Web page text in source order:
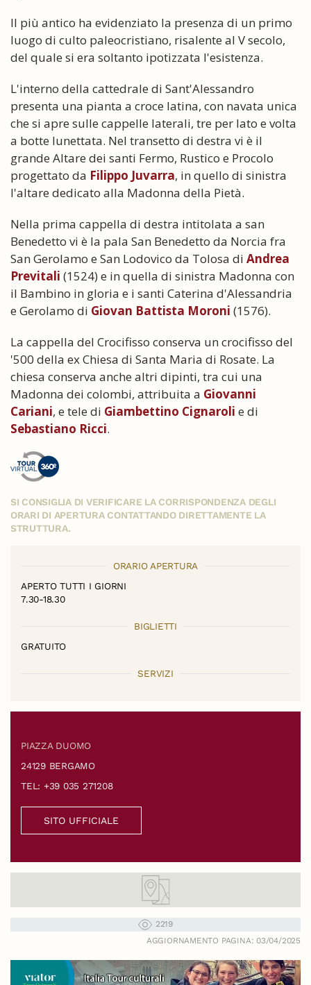
Il più antico ha evidenziato la presenza di un primo
luogo di culto paleocristiano, risalente al V secolo,
del quale si era soltanto ipotizzata l'esistenza.
L'interno della cattedrale di Sant'Alessandro
presenta una pianta a croce latina, con navata unica
che si apre sulle cappelle laterali, tre per lato e volta
a botte lunettata. Nel transetto di destra vi è il
grande Altare dei santi Fermo, Rustico e Procolo
progettato da Filippo Juvarra, in quello di sinistra
l'altare dedicato alla Madonna della Pietà.
Nella prima cappella di destra intitolata a san
Benedetto vi è la pala San Benedetto da Norcia fra
San Gerolamo e San Lodovico da Tolosa di Andrea
Previtali (1524) e in quella di sinistra Madonna con
il Bambino in gloria e i santi Caterina d'Alessandria
e Gerolamo di Giovan Battista Moroni (1576).
La cappella del Crocifisso conserva un crocifisso del
'500 della ex Chiesa di Santa Maria di Rosate. La
chiesa conserva anche altri dipinti, tra cui una
Madonna dei colombi, attribuita a Giovanni
Cariani, e tele di Giambettino Cignaroli e di
Sebastiano Ricci.
SI CONSIGLIA DI VERIFICARE LA CORRISPONDENZA DEGLI
ORARI DI APERTURA CONTATTANDO DIRETTAMENTE LA
STRUTTURA.
ORARIO APERTURA
APERTO TUTTI I GIORNI
7.30-18.30
BIGLIETTI
GRATUITO
SERVIZI
PIAZZA DUOMO
24129 BERGAMO
TEL: +39 035 271208
SITO UFFICIALE
2219
AGGIORNAMENTO PAGINA: 03/04/2025